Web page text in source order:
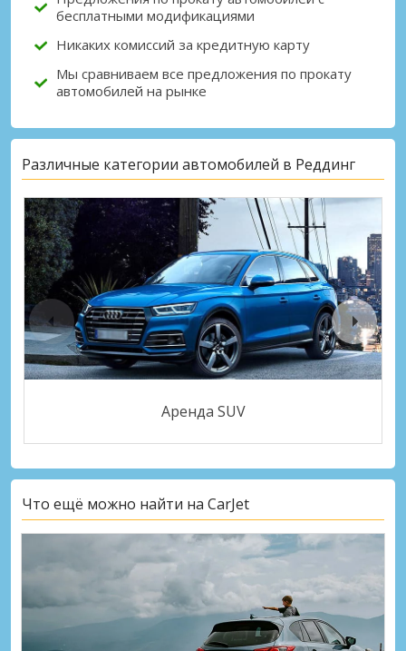
бесплатными модификациями
Никаких комиссий за кредитную карту
Мы сравниваем все предложения по прокату
автомобилей на рынке
Различные категории автомобилей в Реддинг
Аренда SUV
Что ещё можно найти на CarJet